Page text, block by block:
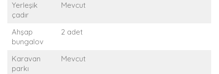
Yerleşik
çadır
Mevcut
Ahşap
bungalov
2 adet
Karavan
parkı
Mevcut